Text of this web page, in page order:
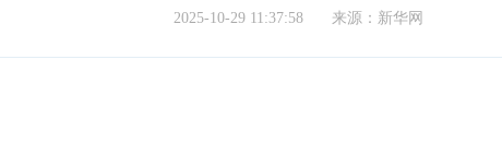
2025-10-29 11:37:58 来源：新华网